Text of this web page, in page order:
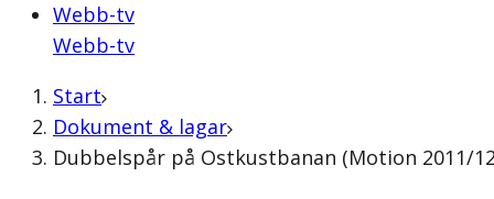
Webb-tv
Webb-tv
Start
Dokument & lagar
Dubbelspår på Ostkustbanan (Motion 2011/